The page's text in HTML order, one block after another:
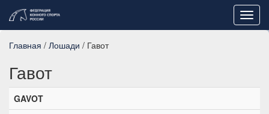
Главная / Лошади / Гавот
Гавот
GAVOT